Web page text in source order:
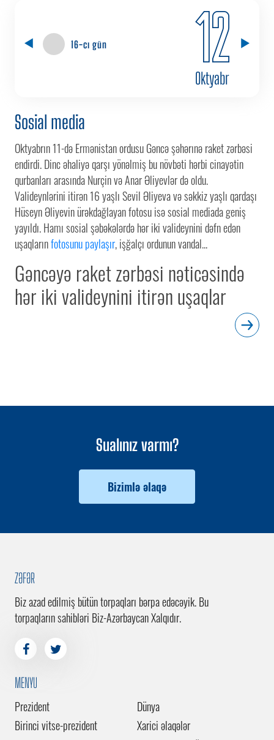
16-cı gün 12
Oktyabr
Sosial media
Gəncəyə raket zərbəsi nəticəsində
hər iki valideynini itirən uşaqlar
Oktyabrın 11-də Ermənistan ordusu Gəncə şəhərınə raket zərbəsi
endirdi. Dinc əhaliyə qarşı yönəlmiş bu növbəti hərbi cinayətin
qurbanları arasında Nurçin və Anar Əliyevlər də oldu.
Valideynlərini itirən 16 yaşlı Sevil Əliyeva və səkkiz yaşlı qardaşı
Hüseyn Əliyevin ürəkdağlayan fotosu isə sosial mediada geniş
yayıldı. Hamı sosial şəbəkələrdə hər iki valideynini dəfn edən
uşaqlarınfotosunu paylaşır, işğalçı ordunun vandal...
Sualınız varmı?
Bizimlə əlaqə
ZƏFƏR
Biz azad edilmiş bütün torpaqları bərpa edəcəyik. Bu
torpaqların sahibləri Biz-Azərbaycan Xalqıdır.
MENYU
Prezident
Birinci vitse-prezident
Dünya
Xarici əlaqələr